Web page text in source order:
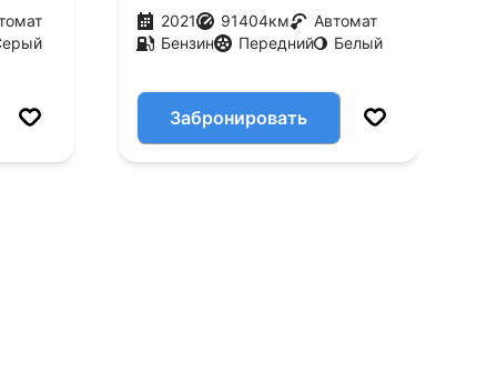
2021 91404км
Автомат
Бензин
Передний Белый
Забронировать